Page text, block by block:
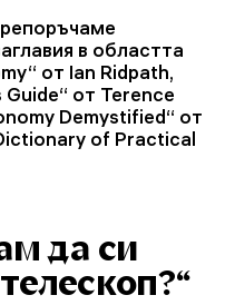
в областта
от Ian Ridpath,
от Terence
Demystified“ от
of Practical
да си